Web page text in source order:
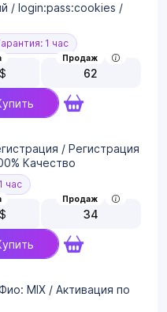
/ login:pass:cookies /
1 час
$
Продаж
62
/ Регистрация
Качество
час
$
Продаж
34
MIX / Активация по